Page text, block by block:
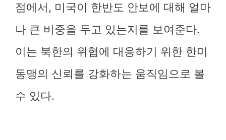
점에서, 미국이 한반도 안보에 대해 얼마
나 큰 비중을 두고 있는지를 보여준다.
이는 북한의 위협에 대응하기 위한 한미
동맹의 신뢰를 강화하는 움직임으로 볼
수 있다.